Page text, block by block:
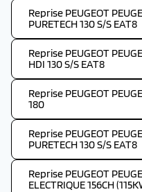
Reprise PEUGEOT
PURETECH 130 S/S EAT8
Reprise PEUGEOT
HDI 130 S/S EAT8
Reprise PEUGEOT
180
Reprise PEUGEOT
PURETECH 130 S/S EAT8
Reprise PEUGEOT
ELECTRIQUE 156CH